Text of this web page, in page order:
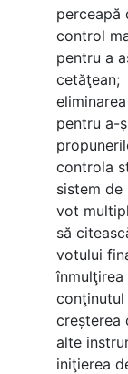
perceapă
control
pentru a
cetăţean;
pentru a-
controla
sistem de
vot
să
votului
creșterea
alte
iniţierea